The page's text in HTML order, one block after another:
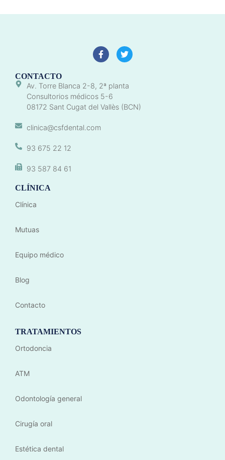
CONTACTO
Av. Torre Blanca 2-8, 2ª planta
Consultorios médicos 5-6
08172 Sant Cugat del Vallès (BCN)
clinica@csfdental.com
93 675 22 12
93 587 84 61
CLÍNICA
Clínica
Mutuas
Equipo médico
Blog
Contacto
TRATAMIENTOS
Ortodoncia
ATM
Odontología general
Cirugía oral
Estética dental